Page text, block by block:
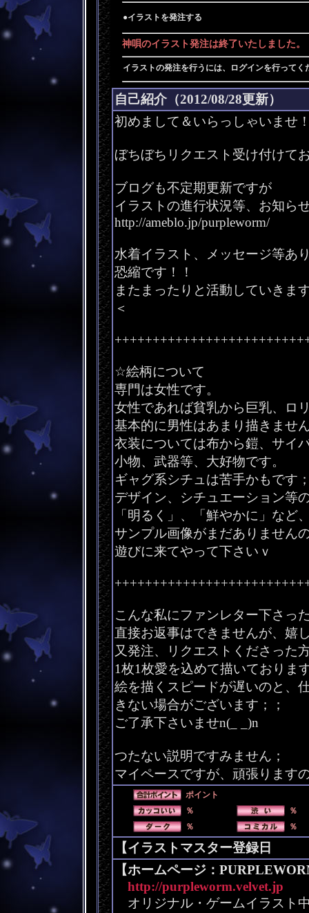
●イラストを発注する
神唄のイラスト発注は終了いたしました。
イラストの発注を行うには、ログインを行ってく
自己紹介（2012/08/28更新）
初めまして＆いらっしゃいませ
ぼちぼちリクエスト受け付けて
ブログも不定期更新ですが
イラストの進行状況等、お知ら
http://ameblo.jp/purpleworm/
水着イラスト、メッセージ等あ
恐縮です！！
またまったりと活動していきま
＜
☆絵柄について
専門は女性です。
女性であれば貧乳から巨乳、ロ
基本的に男性はあまり描きませ
衣装については布から鎧、サイ
小物、武器等、大好物です。
ギャグ系シチュは苦手かもです
デザイン、シチュエーション等
「明るく」、「鮮やかに」など
サンプル画像がまだありません
遊びに来てやって下さいｖ
こんな私にファンレター下さっ
直接お返事はできませんが、嬉
又発注、リクエストくださった
1枚1枚愛を込めて描いておりま
絵を描くスピードが遅いのと、
きない場合がございます；；
ご了承下さいませn(_ _)n
つたない説明ですみません；
マイペースですが、頑張ります
ポイント
％
％
％
％
【イラストマスター登録日
【ホームページ：
http://purpleworm.velvet.jp
オリジナル・ゲームイラスト